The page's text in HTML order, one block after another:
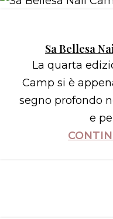
Sa Bellesa
La quarta
Camp si è
segno profondo
e